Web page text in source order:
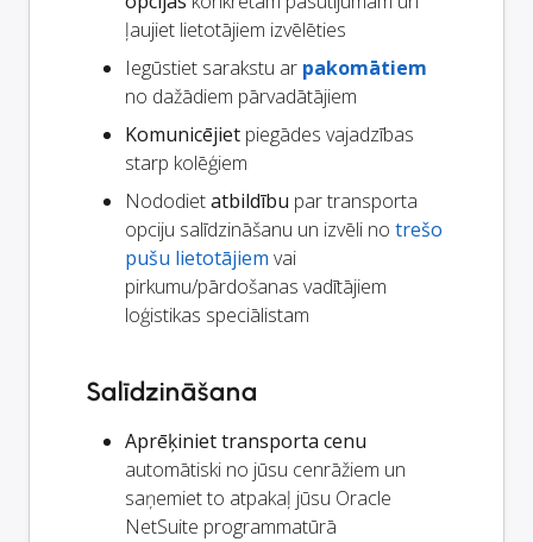
ļaujiet lietotājiem izvēlēties
Iegūstiet sarakstu ar pakomātiem
no dažādiem pārvadātājiem
Komunicējiet piegādes vajadzības
starp kolēģiem
Nododietatbildību par transporta
opciju salīdzināšanu un izvēli no trešo
pušu lietotājiem vai
pirkumu/pārdošanas vadītājiem
loģistikas speciālistam
Salīdzināšana
Aprēķiniet transporta cenu
automātiski no jūsu cenrāžiem un
saņemiet to atpakaļ jūsu Oracle
NetSuite programmatūrā